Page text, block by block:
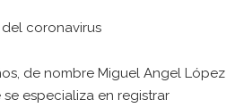
coronavirus
de nombre Miguel Angel López
especializa en registrar